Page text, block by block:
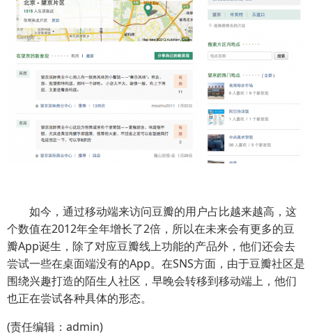
如今，通过移动端来访问豆瓣的用户占比越来越高，这
个数值在2012年全年增长了2倍，所以在未来会有更多的豆
瓣App诞生，除了对应豆瓣线上功能的产品外，他们还会去
尝试一些在桌面端没有的App。在SNS方面，由于豆瓣社区是
围绕兴趣打造的陌生人社区，早晚会转移到移动端上，他们
也正在尝试各种具体的形态。
(责任编辑：admin)